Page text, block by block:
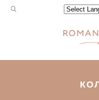
Запрос